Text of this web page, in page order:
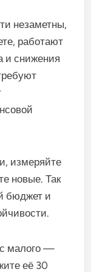
незаметны,
работают
и снижения
измеряйте
новые. Так
бюджет и
с малого —
её 30